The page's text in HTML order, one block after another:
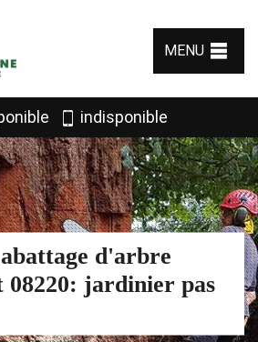
MENU
indisponible
d'arbre
jardinier pas